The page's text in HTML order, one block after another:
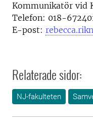
Kommunikatör vid
Telefon: 018-
E-post:
Relaterade sidor:
NJ-fakulteten